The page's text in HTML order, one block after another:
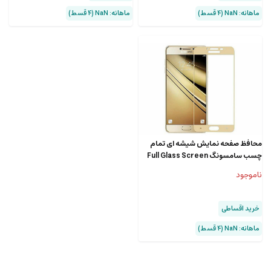
ماهانه: NaN (۴ قسط)
ماهانه: NaN (۴ قسط)
محافظ صفحه نمایش شیشه ای تمام
چسب سامسونگ Full Glass Screen
Prime
ناموجود
خرید اقساطی
ماهانه: NaN (۴ قسط)